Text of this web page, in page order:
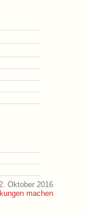
Oktober 2016